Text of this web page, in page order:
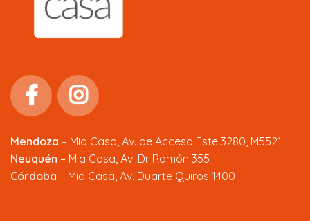
Mendoza – Mia Casa, Av. de Acceso Este 3280, M5521
Neuquén – Mia Casa, Av. Dr Ramón 355
Córdoba – Mia Casa, Av. Duarte Quiros 1400